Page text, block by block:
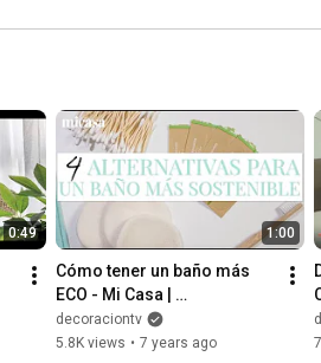
0:49 1:00
Cómo tener un baño más
ECO - Mi Casa |
DecoraciónTV
decoraciontv
5.8K views • 7 years ago